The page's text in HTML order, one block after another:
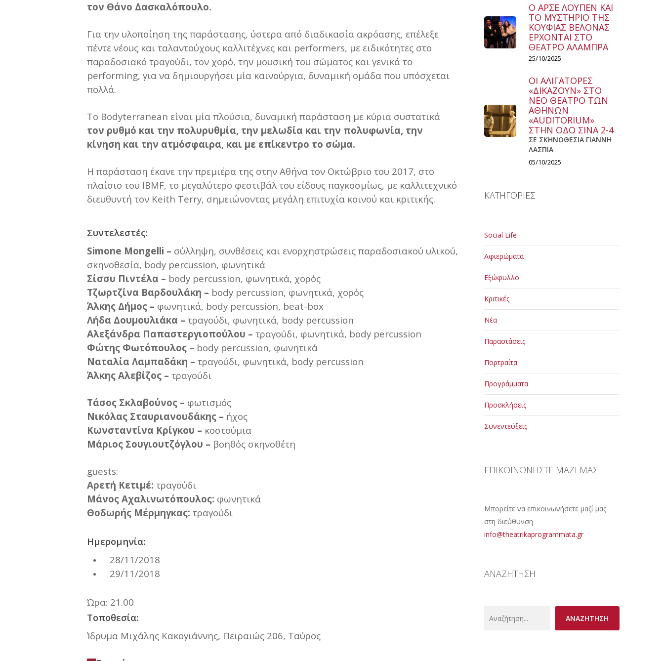
τον Θάνο Δασκαλόπουλο.
Για την υλοποίηση της παράστασης, ύστερα από διαδικασία ακρόασης, επέλεξε
πέντε νέους και ταλαντούχους καλλιτέχνες και performers, με ειδικότητες στο
παραδοσιακό τραγούδι, τον χορό, την μουσική του σώματος και γενικά το
performing, για να δημιουργήσει μία καινούργια, δυναμική ομάδα που υπόσχεται
πολλά.
Το Bodyterranean είναι μία πλούσια, δυναμική παράσταση με κύρια συστατικά
τον ρυθμό και την πολυρυθμία, την μελωδία και την πολυφωνία, την
κίνηση και την ατμόσφαιρα, και με επίκεντρο το σώμα.
Η παράσταση έκανε την πρεμιέρα της στην Αθήνα τον Οκτώβριο του 2017, στο
πλαίσιο του IBMF, το μεγαλύτερο φεστιβάλ του είδους παγκοσμίως, με καλλιτεχνικό
διευθυντή τον Keith Terry, σημειώνοντας μεγάλη επιτυχία κοινού και κριτικής.
Συντελεστές:
Simone Mongelli – σύλληψη, συνθέσεις και ενορχηστρώσεις παραδοσιακού υλικού,
σκηνοθεσία, body percussion, φωνητικά
Σίσσυ Πιντέλα – body percussion, φωνητικά, χορός
Τζωρτζίνα Βαρδουλάκη – body percussion, φωνητικά, χορός
Άλκης Δήμος – φωνητικά, body percussion, beat-box
Λήδα Δουμουλιάκα – τραγούδι, φωνητικά, body percussion
Αλεξάνδρα Παπαστεργιοπούλου – τραγούδι, φωνητικά, body percussion
Φώτης Φωτόπουλος – body percussion, φωνητικά
Ναταλία Λαμπαδάκη – τραγούδι, φωνητικά, body percussion
Άλκης Αλεβίζος – τραγούδι
Τάσος Σκλαβούνος – φωτισμός
Νικόλας Σταυριανουδάκης – ήχος
Κωνσταντίνα Κρίγκου – κοστούμια
Μάριος Σουγιουτζόγλου – βοηθός σκηνοθέτη
guests:
Αρετή Κετιμέ: τραγούδι
Μάνος Αχαλινωτόπουλος: φωνητικά
Θοδωρής Μέρμηγκας: τραγούδι
Ημερομηνία:
28/11/2018
29/11/2018
Ώρα: 21.00
Τοποθεσία:
Ίδρυμα Μιχάλης Κακογιάννης, Πειραιώς 206, Ταύρος
Ο ΑΡΣΕ ΛΟΥΠΕΝ ΚΑΙ
ΤΟ ΜΥΣΤΗΡΙΟ ΤΗΣ
ΚΟΥΦΙΑΣ ΒΕΛΟΝΑΣ
ΕΡΧΟΝΤΑΙ ΣΤΟ
ΘΕΑΤΡΟ ΑΛΑΜΠΡΑ
25/10/2025
ΟΙ ΑΛΙΓΑΤΟΡΕΣ
«ΔΙΚΑΖΟΥΝ» ΣΤΟ
ΝΕΟ ΘΕΑΤΡΟ ΤΩΝ
ΑΘΗΝΩΝ
«AUDITORIUM»
ΣΤΗΝ ΟΔΟ ΣΙΝΑ 2-4
ΣΕ ΣΚΗΝΟΘΕΣΙΑ ΓΙΑΝΝΗ
ΛΑΣΠΙΑ
05/10/2025
ΚΑΤΗΓΟΡΙΕΣ
Social Life
Αφιερώματα
Εξώφυλλο
Κριτικές
Νέα
Παραστάσεις
Πορτραίτα
Προγράμματα
Προσκλήσεις
Συνεντεύξεις
ΕΠΙΚΟΙΝΩΝΗΣΤΕ ΜΑΖΙ ΜΑΣ
Μπορείτε να επικοινωνήσετε μαζί μας
στη διεύθυνση
info@theatrikaprogrammata.gr
ΑΝΑΖΗΤΗΣΗ
ΑΝΑΖΗΤΗΣΗ